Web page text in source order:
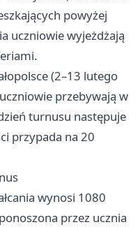
powyżej
uczniowie wyjeżdżają
(2–13 lutego
przebywają w
turnusu następuje
przypada na 20
wynosi 1080
przez ucznia